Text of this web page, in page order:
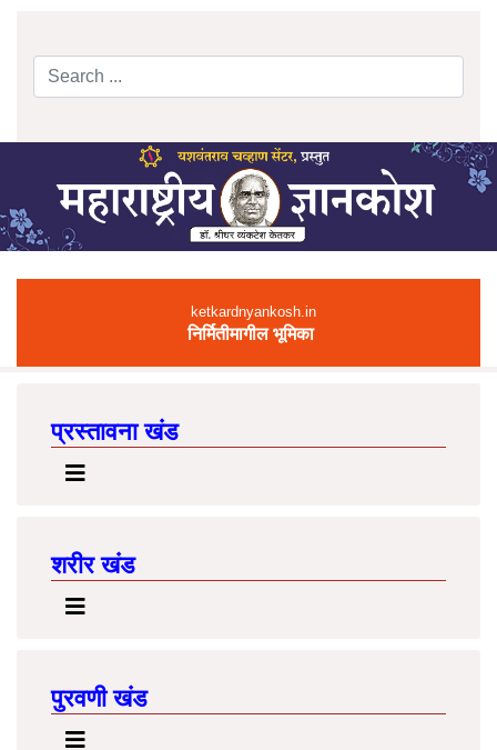
ketkardnyankosh.in
निर्मितीमागील भूमिका
प्रस्तावना खंड
शरीर खंड
पुरवणी खंड